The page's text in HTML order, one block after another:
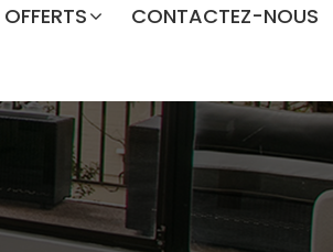
CONTACTEZ-NOUS